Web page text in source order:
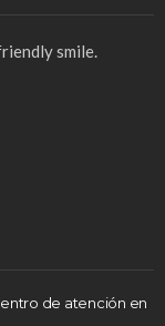
smile.
de atención en